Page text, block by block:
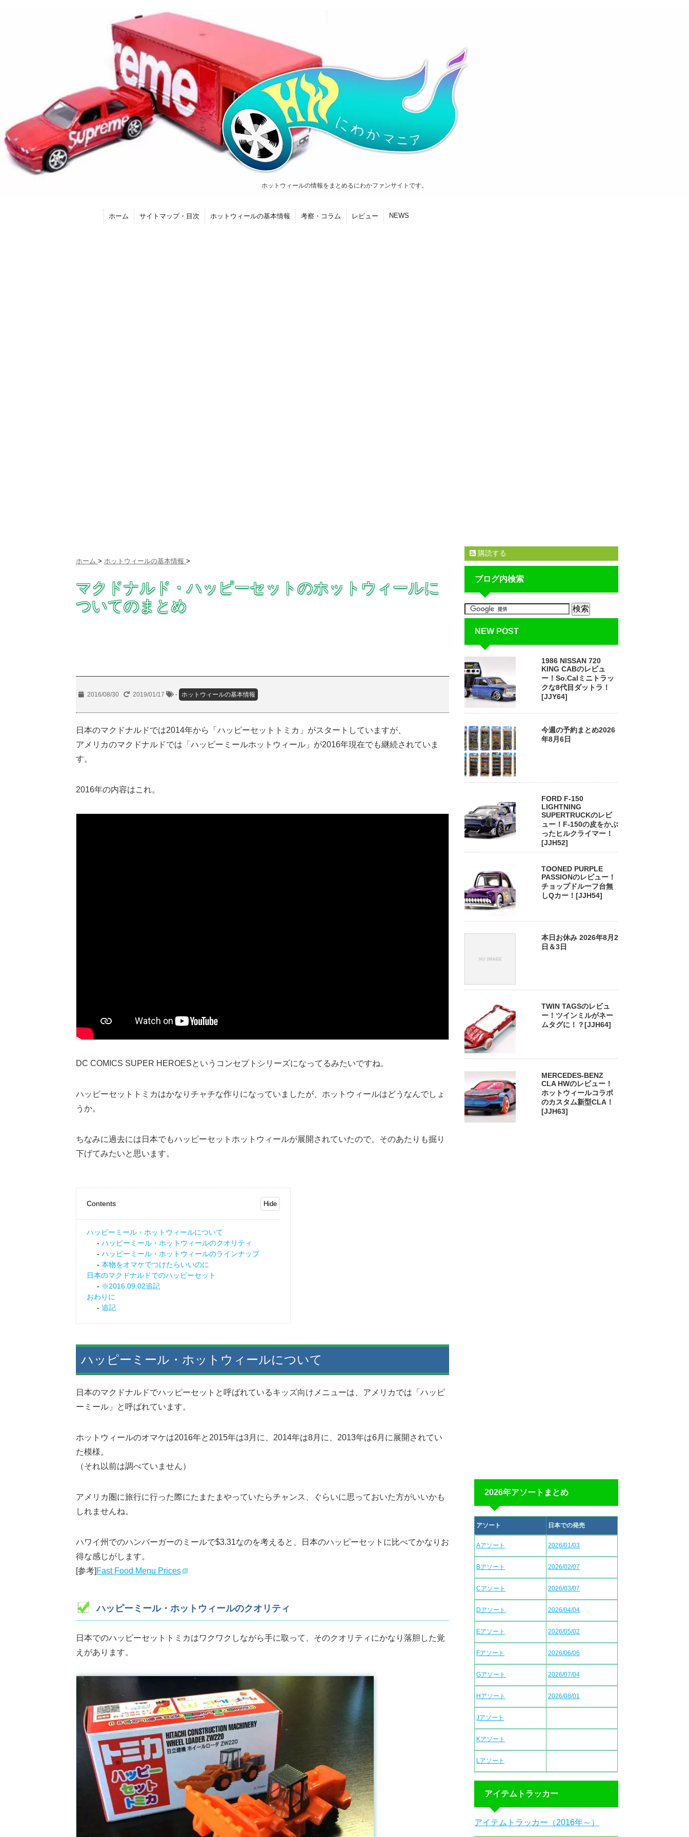
ホットウィールの情報をまとめるにわかファンサイトです。
ホーム サイトマップ・目次 ホットウィールの基本情報 考察・コラム レビュー NEWS
ホーム > ホットウィールの基本情報 >
マクドナルド・ハッピーセットのホットウィールに
ついてのまとめ
2016/08/30 2019/01/17 - ホットウィールの基本情報
日本のマクドナルドでは2014年から「ハッピーセットトミカ」がスタートしていますが、
アメリカのマクドナルドでは「ハッピーミールホットウィール」が2016年現在でも継続されていま
す。
2016年の内容はこれ。
DC COMICS SUPER HEROESというコンセプトシリーズになってるみたいですね。
ハッピーセットトミカはかなりチャチな作りになっていましたが、ホットウィールはどうなんでしょ
うか。
ちなみに過去には日本でもハッピーセットホットウィールが展開されていたので、そのあたりも掘り
下げてみたいと思います。
Contents
ハッピーミール・ホットウィールについて
ハッピーミール・ホットウィールのクオリティ
ハッピーミール・ホットウィールのラインナップ
本物をオマケでつけたらいいのに
日本のマクドナルドでのハッピーセット
※2016.09.02追記
おわりに
追記
ハッピーミール・ホットウィールについて
日本のマクドナルドでハッピーセットと呼ばれているキッズ向けメニューは、アメリカでは「ハッピ
ーミール」と呼ばれています。
ホットウィールのオマケは2016年と2015年は3月に、2014年は8月に、2013年は6月に展開されてい
た模様。
（それ以前は調べていません）
アメリカ圏に旅行に行った際にたまたまやっていたらチャンス、ぐらいに思っておいた方がいいかも
しれませんね。
ハワイ州でのハンバーガーのミールで$3.31なのを考えると、日本のハッピーセットに比べてかなりお
得な感じがします。
[参考] Fast Food Menu Prices
ハッピーミール・ホットウィールのクオリティ
日本でのハッピーセットトミカはワクワクしながら手に取って、そのクオリティにかなり落胆した覚
えがあります。
購読する
ブログ内検索
NEW POST
1986 NISSAN 720
KING CABのレビュ
ー！So.Calミニトラッ
クな8代目ダットラ！
[JJY64]
今週の予約まとめ2026
年8月6日
FORD F-150
LIGHTNING
SUPERTRUCKのレビ
ュー！F-150の皮をかぶ
ったヒルクライマー！
[JJH52]
TOONED PURPLE
PASSIONのレビュー！
チョップドルーフ台無
しQカー！[JJH54]
本日お休み 2026年8月2
日＆3日
TWIN TAGSのレビュ
ー！ツインミルがネー
ムタグに！？[JJH64]
MERCEDES-BENZ
CLA HWのレビュー！
ホットウィールコラボ
のカスタム新型CLA！
[JJH63]
2026年アソートまとめ
アソート 日本での発売
Aアソート 2026/01/03
Bアソート 2026/02/07
Cアソート 2026/03/07
Dアソート 2026/04/04
Eアソート 2026/05/02
Fアソート 2026/06/06
Gアソート 2026/07/04
Hアソート 2026/08/01
Jアソート
Kアソート
Lアソート
アイテムトラッカー
アイテムトラッカー（2016年～）